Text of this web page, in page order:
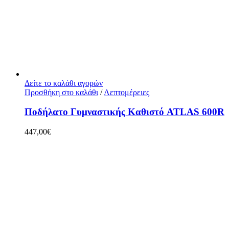
Δείτε το καλάθι αγορών
Προσθήκη στο καλάθι / Λεπτομέρειες
Ποδήλατο Γυμναστικής Καθιστό ATLAS 600R
447,00€